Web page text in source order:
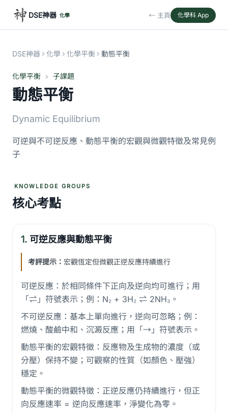
DSE神器 化學 ← 主頁 化學科 App
DSE神器 化學 化學平衡 動態平衡
化學平衡 子課題
動態平衡
Dynamic Equilibrium
可逆與不可逆反應、動態平衡的宏觀與微觀特徵及常見例
子
KNOWLEDGE GROUPS
核心考點
1. 可逆反應與動態平衡
考評提示： 宏觀恆定但微觀正逆反應持續進行
可逆反應：於相同條件下正向及逆向均可進行；用
「⇌」符號表示；例：N₂ + 3H₂ ⇌ 2NH₃。
不可逆反應：基本上單向進行，逆向可忽略；例：
燃燒、酸鹼中和、沉澱反應；用「→」符號表示。
動態平衡的宏觀特徵：反應物及生成物的濃度（或
分壓）保持不變；可觀察的性質（如顏色、壓強）
穩定。
動態平衡的微觀特徵：正逆反應仍持續進行，但正
向反應速率 = 逆向反應速率，淨變化為零。